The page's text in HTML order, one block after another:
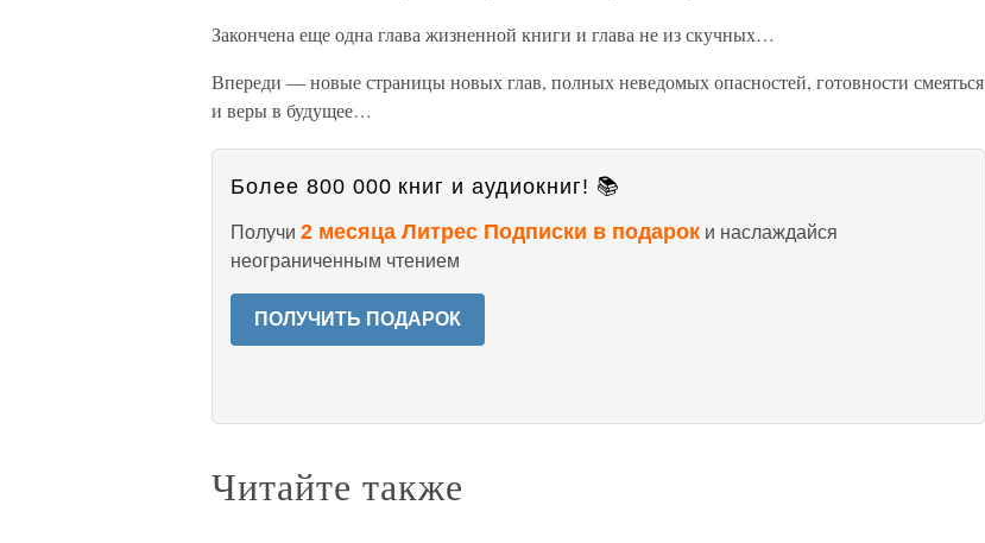
Закончена еще одна глава жизненной книги и глава не из скучных…
Впереди — новые страницы новых глав, полных неведомых опасностей, готовности смеяться
и веры в будущее…
Более 800 000 книг и аудиокниг! 📚
Получи 2 месяца Литрес Подписки в подарок и наслаждайся
неограниченным чтением
ПОЛУЧИТЬ ПОДАРОК
Читайте также